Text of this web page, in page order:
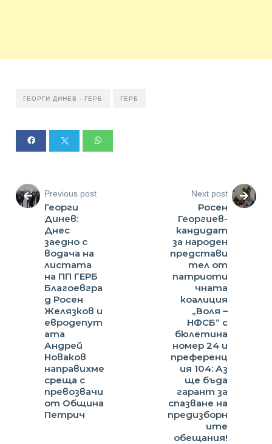
ГЕОРГИ ДИНЕВ - ГЕРБ ГЕРБ
Previous post
Георги
Динев:
Днес
заедно с
водача на
листата
на ПП ГЕРБ
Благоевгра
д Росен
Желязков и
евродепут
ата
Андрей
Новаков
направихме
среща с
превозвачи
от Община
Петрич
Next post
Росен
Георгиев-
кандидат
за народен
представи
тел от
патриоти
чната
коалиция
„Воля –
НФСБ“ с
бюлетина
номер 24 и
преференц
ия 104: Аз
ще бъда
гарант за
спазване на
предизборн
ите
обещания!